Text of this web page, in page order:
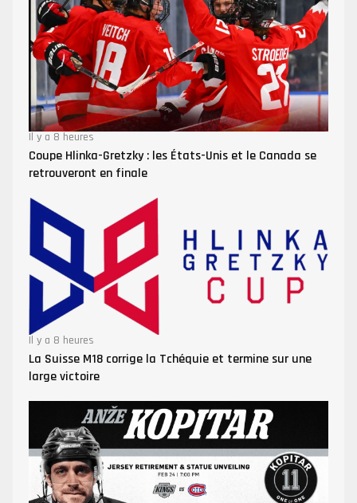
Il y a 8 heures
Coupe Hlinka-Gretzky : les États-Unis et le Canada se
retrouveront en finale
Il y a 8 heures
La Suisse M18 corrige la Tchéquie et termine sur une
large victoire